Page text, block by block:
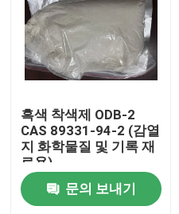
흑색 착색제 ODB-2
CAS 89331-94-2 (감열
지 화학물질 및 기록 재
료용)
문의 보내기